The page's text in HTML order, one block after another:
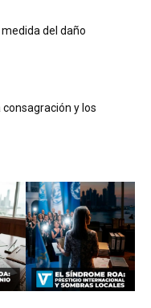
diario y
vapeo y la
correo
medida del daño
consagración y los